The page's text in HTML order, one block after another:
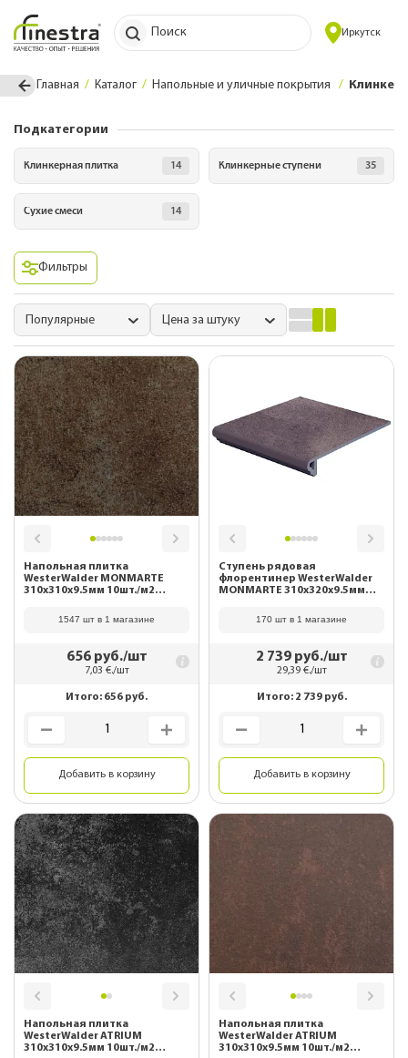
Поиск Иркутск
Главная Каталог Напольные и уличные покрытия
Подкатегории
Клинкерная плитка 14 Клинкерные ступени 35
Сухие смеси 14
Фильтры
Популярные Цена за штуку
Напольная плитка
WesterWalder MONMARTE
310х310х9.5мм 10шт./м2
1547 шт в 1 магазине
656руб./шт
7,03 €./шт
Итого: 656 руб.
Добавить в корзину
Ступень рядовая
флорентинер WesterWalder
MONMARTE 310х320х9.5мм
170 шт в 1 магазине
2 739руб./шт
29,39€./шт
Итого: 2 739руб.
Добавить в корзину
Напольная плитка
WesterWalder ATRIUM
310х310х9.5мм 10шт./м2
Напольная плитка
WesterWalder ATRIUM
310х310х9.5мм 10шт./м2